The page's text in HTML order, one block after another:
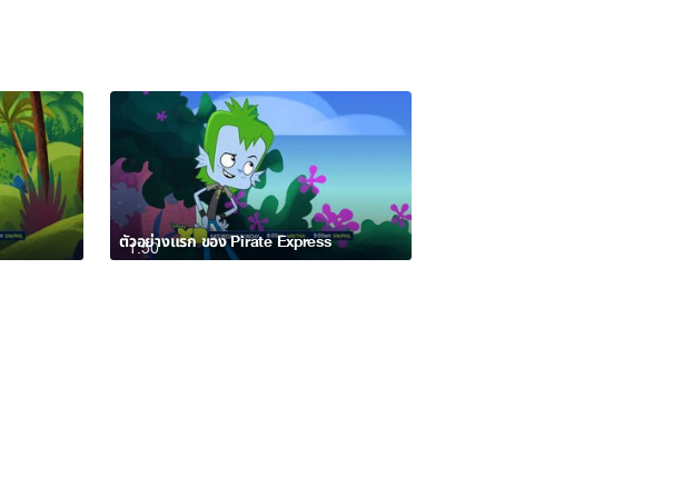
1:50
ตัวอย่างแรก ของ Pirate Express